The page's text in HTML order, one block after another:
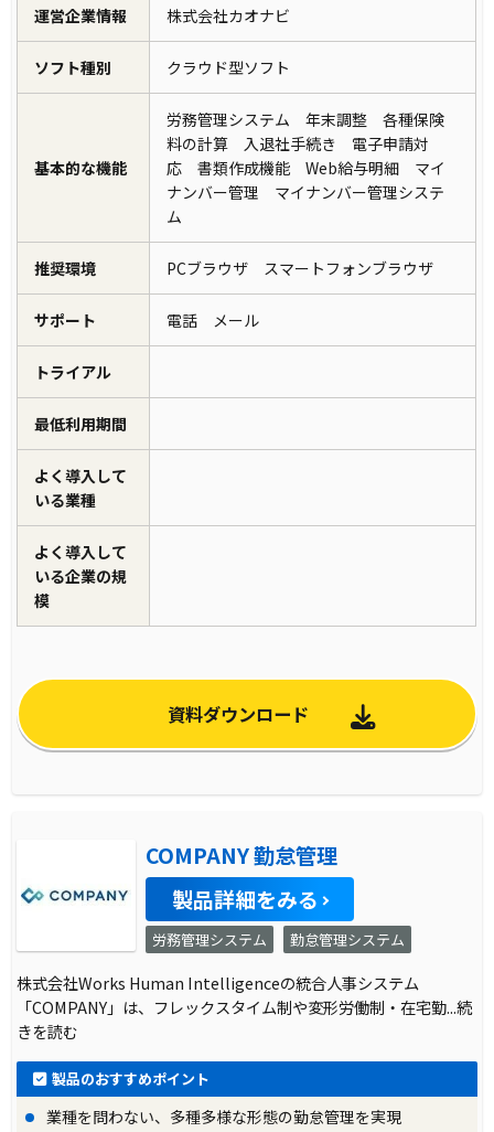
運営企業情報 株式会社カオナビ
ソフト種別 クラウド型ソフト
基本的な機能
労務管理システム 年末調整 各種保険
料の計算 入退社手続き 電子申請対
応 書類作成機能 Web給与明細 マイ
ナンバー管理 マイナンバー管理システ
ム
推奨環境 PCブラウザ スマートフォンブラウザ
サポート 電話 メール
トライアル
最低利用期間
よく導入して
いる業種
よく導入して
いる企業の規
模
資料ダウンロード
COMPANY 勤怠管理
製品詳細をみる
労務管理システム 勤怠管理システム
株式会社Works Human Intelligenceの統合人事システム
「COMPANY」は、フレックスタイム制や変形労働制・在宅勤...続
きを読む
製品のおすすめポイント
業種を問わない、多種多様な形態の勤怠管理を実現